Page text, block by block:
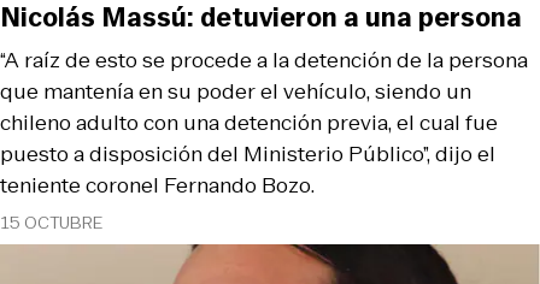
15 OCTUBRE
“A raíz de esto se procede a la detención de la persona
que mantenía en su poder el vehículo, siendo un
chileno adulto con una detención previa, el cual fue
puesto a disposición del Ministerio Público”, dijo el
teniente coronel Fernando Bozo.
Nicolás Massú: detuvieron a una persona